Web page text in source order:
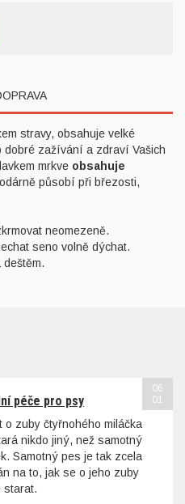
stravy, obsahuje velké
dobré zažívání a zdraví Vašich
mrkve obsahuje
působí při březosti,
neomezeně.
seno volně dýchat.
péče pro psy
o zuby čtyřnohého miláčka
nikdo jiný, než samotný
Samotný pes je tak zcela
na to, jak se o jeho zuby
starat.
06
01